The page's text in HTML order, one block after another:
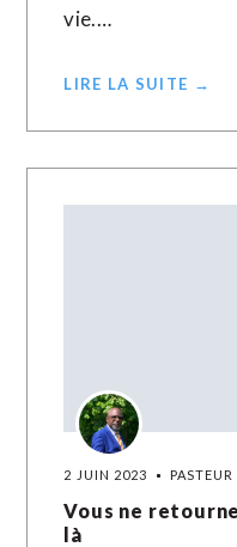
vie.…
LIRE LA SUITE →
2 JUIN 2023
Vous ne
là